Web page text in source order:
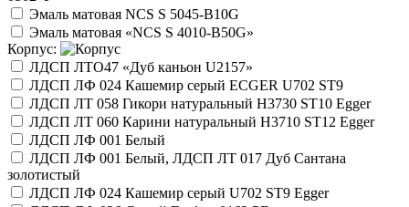
Эмаль матовая NCS S 5045-B10G
Эмаль матовая «NCS S 4010-B50G»
Корпус:
ЛДСП ЛТО47 «Дуб каньон U2157»
ЛДСП ЛФ 024 Кашемир серый ECGER U702 ST9
ЛДСП ЛТ 058 Гикори натуральный Н3730 ST10 Egger
ЛДСП ЛТ 060 Карини натуральный H3710 ST12 Egger
ЛДСП ЛФ 001 Белый
ЛДСП ЛФ 001 Белый, ЛДСП ЛТ 017 Дуб Сантана
золотистый
ЛДСП ЛФ 024 Кашемир серый U702 ST9 Egger